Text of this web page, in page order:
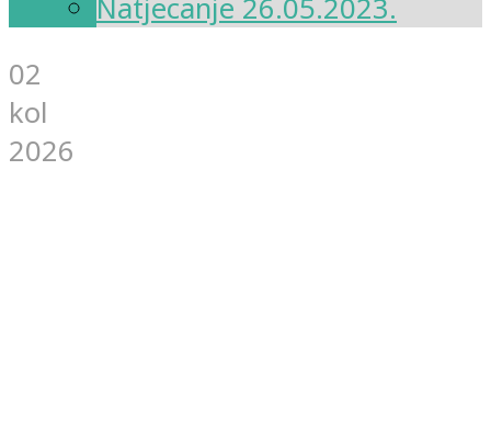
Natjecanje 26.05.2023.
02
kol
2026